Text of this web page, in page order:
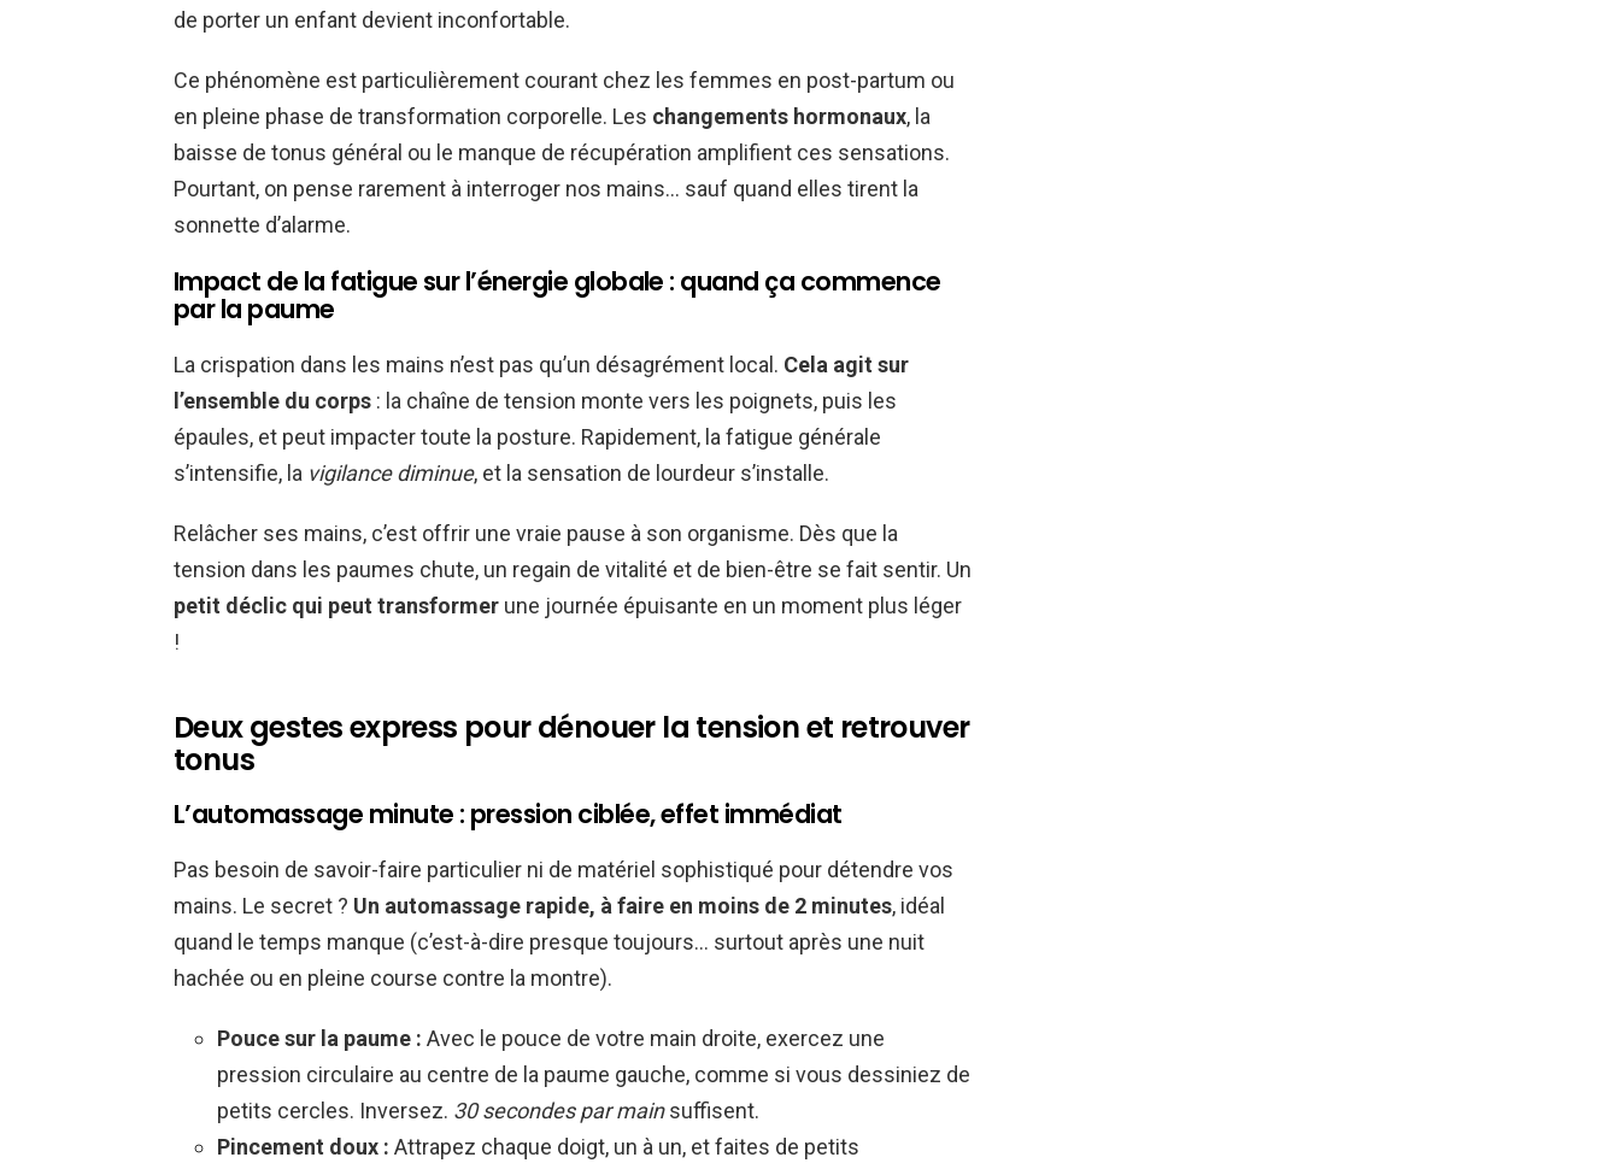
de porter un enfant devient inconfortable.
Ce phénomène est particulièrement courant chez les femmes en post-partum ou
en pleine phase de transformation corporelle. Les changements hormonaux, la
baisse de tonus général ou le manque de récupération amplifient ces sensations.
Pourtant, on pense rarement à interroger nos mains… sauf quand elles tirent la
sonnette d’alarme.
Impact de la fatigue sur l’énergie globale : quand ça commence
par la paume
La crispation dans les mains n’est pas qu’un désagrément local. Cela agit sur
l’ensemble du corps : la chaîne de tension monte vers les poignets, puis les
épaules, et peut impacter toute la posture. Rapidement, la fatigue générale
s’intensifie, la vigilance diminue, et la sensation de lourdeur s’installe.
Relâcher ses mains, c’est offrir une vraie pause à son organisme. Dès que la
tension dans les paumes chute, un regain de vitalité et de bien-être se fait sentir. Un
petit déclic qui peut transformer une journée épuisante en un moment plus léger
!
Deux gestes express pour dénouer la tension et retrouver
tonus
L’automassage minute : pression ciblée, effet immédiat
Pas besoin de savoir-faire particulier ni de matériel sophistiqué pour détendre vos
mains. Le secret ? Un automassage rapide, à faire en moins de 2 minutes, idéal
quand le temps manque (c’est-à-dire presque toujours… surtout après une nuit
hachée ou en pleine course contre la montre).
Pouce sur la paume : Avec le pouce de votre main droite, exercez une
pression circulaire au centre de la paume gauche, comme si vous dessiniez de
petits cercles. Inversez. 30 secondes par mainsuffisent.
Pincement doux : Attrapez chaque doigt, un à un, et faites de petits